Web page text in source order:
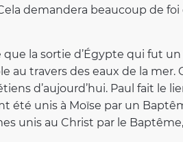
demandera beaucoup de
la sortie d’Égypte qui fut
au travers des eaux de la mer.
d’aujourd’hui. Paul fait le
été unis à Moïse par un
unis au Christ par le Baptême,